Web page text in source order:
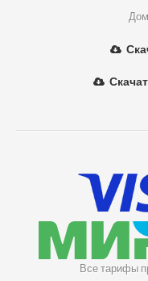
Все тарифы